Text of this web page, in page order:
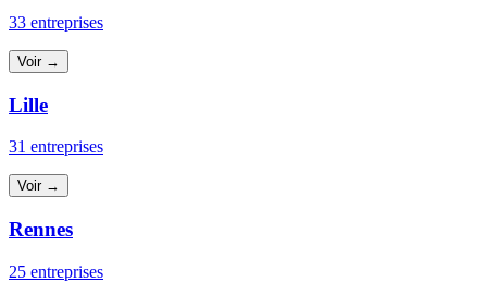
33 entreprises
Voir →
Lille
31 entreprises
Voir →
Rennes
25 entreprises